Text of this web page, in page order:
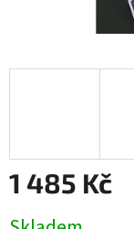
1 485 Kč